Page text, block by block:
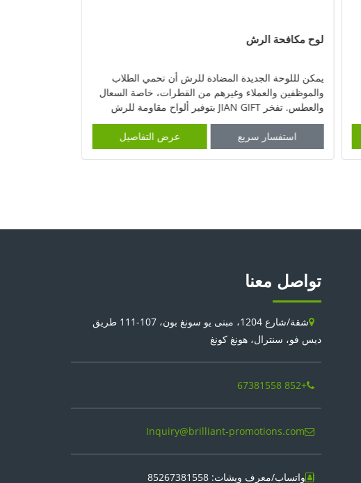
لوح مكافحة الرش
يمكن لللوحة الجديدة المضادة للرش أن تحمي الطلاب
والموظفين والعملاء وغيرهم من القطرات، خاصة السعال
والعطس. تفخر JIAN GIFT بتوفير ألواح مقاومة للرش
متينة لحماية الناس. ها أنا
استفسار سريع
عرض التفاصيل
تواصل معنا
شقة/شارع 1204، مبنى يو سونغ بون، 107-111 طريق
ديس فو، سنترال، هونغ كونغ
+852 67381558
Inquiry@brilliant-promotions.com
واتساب/معرف ويشات: 85267381558